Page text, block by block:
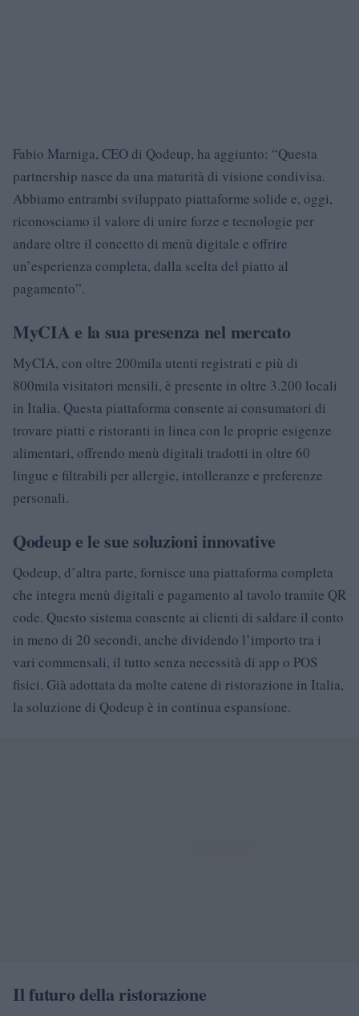
Fabio Marniga, CEO di Qodeup, ha aggiunto: “Questa
partnership nasce da una maturità di visione condivisa.
Abbiamo entrambi sviluppato piattaforme solide e, oggi,
riconosciamo il valore di unire forze e tecnologie per
andare oltre il concetto di menù digitale e offrire
un’esperienza completa, dalla scelta del piatto al
pagamento”.
MyCIA e la sua presenza nel mercato
MyCIA, con oltre 200mila utenti registrati e più di
800mila visitatori mensili, è presente in oltre 3.200 locali
in Italia. Questa piattaforma consente ai consumatori di
trovare piatti e ristoranti in linea con le proprie esigenze
alimentari, offrendo menù digitali tradotti in oltre 60
lingue e filtrabili per allergie, intolleranze e preferenze
personali.
Qodeup e le sue soluzioni innovative
Qodeup, d’altra parte, fornisce una piattaforma completa
che integra menù digitali e pagamento al tavolo tramite QR
code. Questo sistema consente ai clienti di saldare il conto
in meno di 20 secondi, anche dividendo l’importo tra i
vari commensali, il tutto senza necessità di app o POS
fisici. Già adottata da molte catene di ristorazione in Italia,
la soluzione di Qodeup è in continua espansione.
Il futuro della ristorazione